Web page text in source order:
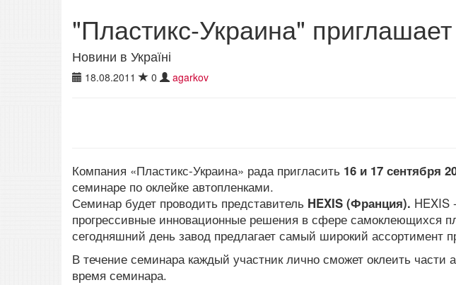
"Пластикс-Украина"
Новини в Україні
18.08.2011 0 agarkov
Компания «Пластикс-Украина» рада пригласить 16 и 17 сентября
семинаре по оклейке автопленками.
Семинар будет проводить представитель HEXIS (Франция). HEXIS
прогрессивные инновационные решения в сфере самоклеющихся
сегодняшний день завод предлагает самый широкий ассортимент
В течение семинара каждый участник лично сможет оклеить части
время семинара.